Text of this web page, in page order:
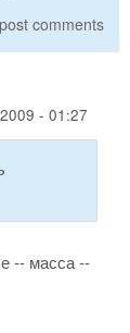
comments
- 01:27
-- масса --